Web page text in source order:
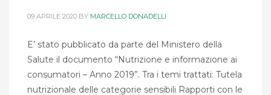
09 APRILE 2020 BY MARCELLO DONADELLI
E’ stato pubblicato da parte del Ministero della
Salute il documento “Nutrizione e informazione ai
consumatori – Anno 2019”. Tra i temi trattati: Tutela
nutrizionale delle categorie sensibili Rapporti con le